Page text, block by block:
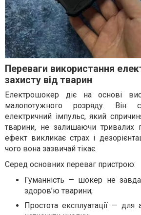
Переваги використання
захисту від тварин
Електрошокер діє на основі
малопотужного розряду. Він
електричний імпульс, який
тварини, не залишаючи тривалих
ефект викликає страх і
чого вона зазвичай тікає.
Серед основних переваг пристрою:
Гуманність — шокер не
здоров’ю тварини;
Простота експлуатації — для